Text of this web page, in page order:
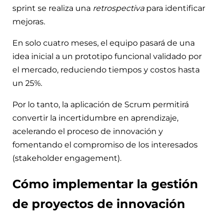
sprint se realiza una retrospectivapara identificar
mejoras.
En solo cuatro meses, el equipo pasará de una
idea inicial a un prototipo funcional validado por
el mercado, reduciendo tiempos y costos hasta
un 25%.
Por lo tanto, la aplicación de Scrum permitirá
convertir la incertidumbre en aprendizaje,
acelerando el proceso de innovación y
fomentando el compromiso de los interesados
(stakeholder engagement).
Cómo implementar la gestión
de proyectos de innovación